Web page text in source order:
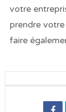
votre
prendre
faire